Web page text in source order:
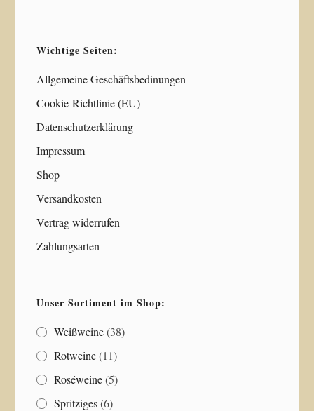
Wichtige Seiten:
Allgemeine Geschäftsbedinungen
Cookie-Richtlinie (EU)
Datenschutzerklärung
Impressum
Shop
Versandkosten
Vertrag widerrufen
Zahlungsarten
Unser Sortiment im Shop:
Weißweine (38)
Rotweine (11)
Roséweine (5)
Spritziges (6)